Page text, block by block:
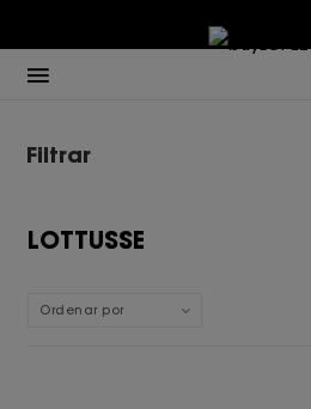
LOTTUSSE
Ordenar por
Filtrar